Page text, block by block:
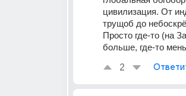
цивилизация. От
трущоб до
Просто где-то (на
больше, где-то
2